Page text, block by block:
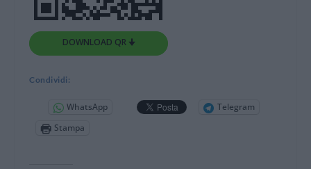
DOWNLOAD QR 🠋
Condividi:
WhatsApp
Telegram
Stampa